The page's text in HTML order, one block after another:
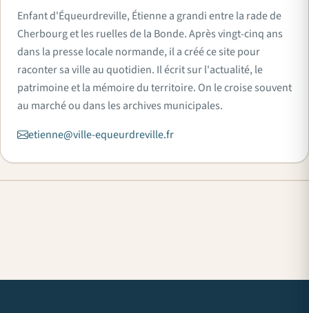
Enfant d'Équeurdreville, Étienne a grandi entre la rade de
Cherbourg et les ruelles de la Bonde. Après vingt-cinq ans
dans la presse locale normande, il a créé ce site pour
raconter sa ville au quotidien. Il écrit sur l'actualité, le
patrimoine et la mémoire du territoire. On le croise souvent
au marché ou dans les archives municipales.
etienne@ville-equeurdreville.fr